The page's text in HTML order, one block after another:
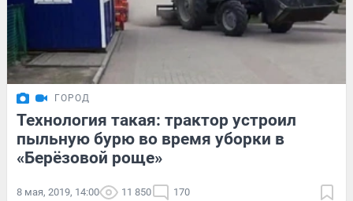
ГОРОД
Технология такая: трактор устроил
пыльную бурю во время уборки в
«Берёзовой роще»
8 мая, 2019, 14:00 11 850 170